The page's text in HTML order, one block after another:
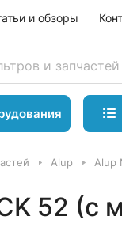
и обзоры
Alup Alup
52 (с